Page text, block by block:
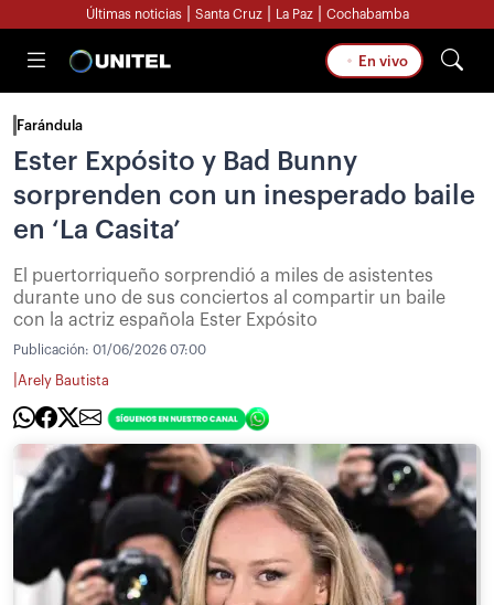
Últimas noticias Santa Cruz La Paz Cochabamba
En vivo
Farándula
Ester Expósito y Bad Bunny
sorprenden con un inesperado baile
en ‘La Casita’
El puertorriqueño sorprendió a miles de asistentes
durante uno de sus conciertos al compartir un baile
con la actriz española Ester Expósito
Publicación: 01/06/2026 07:00
Arely Bautista